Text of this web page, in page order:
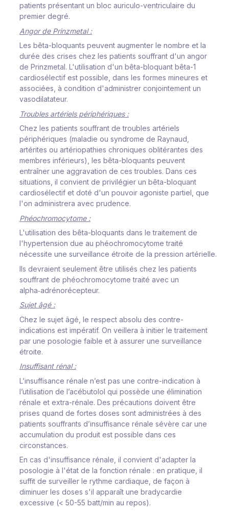
patients présentant un bloc auriculo-ventriculaire du
premier degré.
Angor de Prinzmetal :
Les bêta-bloquants peuvent augmenter le nombre et la
durée des crises chez les patients souffrant d'un angor
de Prinzmetal. L'utilisation d'un bêta-bloquant bêta-1
cardiosélectif est possible, dans les formes mineures et
associées, à condition d'administrer conjointement un
vasodilatateur.
Troubles artériels périphériques :
Chez les patients souffrant de troubles artériels
périphériques (maladie ou syndrome de Raynaud,
artérites ou artériopathies chroniques oblitérantes des
membres inférieurs), les bêta-bloquants peuvent
entraîner une aggravation de ces troubles. Dans ces
situations, il convient de privilégier un bêta-bloquant
cardiosélectif et doté d'un pouvoir agoniste partiel, que
l'on administrera avec prudence.
Phéochromocytome :
L'utilisation des bêta-bloquants dans le traitement de
l'hypertension due au phéochromocytome traité
nécessite une surveillance étroite de la pression artérielle.
Ils devraient seulement être utilisés chez les patients
souffrant de phéochromocytome traité avec un
alpha‑adrénorécepteur.
Sujet âgé :
Chez le sujet âgé, le respect absolu des contre-
indications est impératif. On veillera à initier le traitement
par une posologie faible et à assurer une surveillance
étroite.
Insuffisant rénal :
L’insuffisance rénale n’est pas une contre-indication à
l’utilisation de l’acébutolol qui possède une élimination
rénale et extra-rénale. Des précautions doivent être
prises quand de fortes doses sont administrées à des
patients souffrants d’insuffisance rénale sévère car une
accumulation du produit est possible dans ces
circonstances.
En cas d'insuffisance rénale, il convient d'adapter la
posologie à l'état de la fonction rénale : en pratique, il
suffit de surveiller le rythme cardiaque, de façon à
diminuer les doses s'il apparaît une bradycardie
excessive (< 50-55 batt/min au repos).